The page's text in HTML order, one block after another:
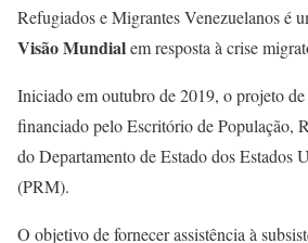
Refugiados e Migrantes Venezuelanos é
Visão Mundialem resposta à crise
Iniciado em outubro de 2019, o projeto
financiado pelo Escritório de População,
do Departamento de Estado dos Estados
(PRM).
O objetivo de fornecer assistência à